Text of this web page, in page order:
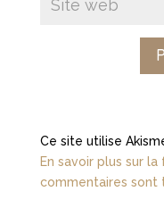
Ce site utilise
En savoir plus sur
commentaires sont